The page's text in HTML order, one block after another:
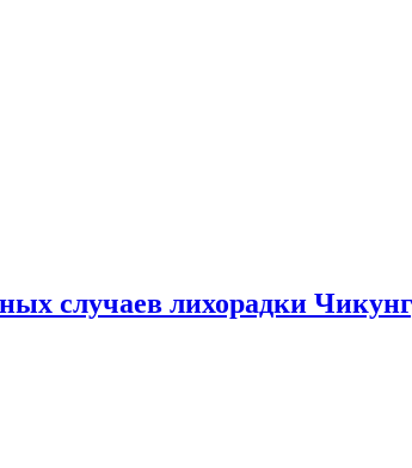
случаев лихорадки